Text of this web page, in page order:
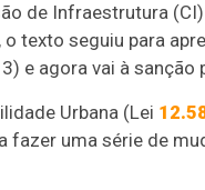
de Infraestrutura
texto seguiu para
e agora vai à sanção
Urbana (Lei
fazer uma série de